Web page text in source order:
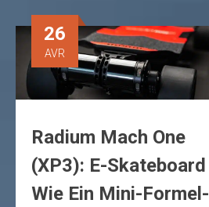
26
AVR
Radium Mach One
(XP3): E-Skateboard
Wie Ein Mini-Formel-